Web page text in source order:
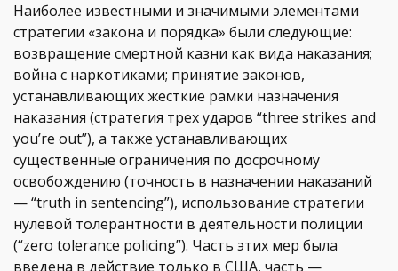
Наиболее известными и значимыми элементами
стратегии «закона и порядка» были следующие:
возвращение смертной казни как вида наказания;
война с наркотиками; принятие законов,
устанавливающих жесткие рамки назначения
наказания (стратегия трех ударов “three strikes and
you’re out”), а также устанавливающих
существенные ограничения по досрочному
освобождению (точность в назначении наказаний
— “truth in sentencing”), использование стратегии
нулевой толерантности в деятельности полиции
(“zero tolerance policing”). Часть этих мер была
введена в действие только в США, часть —